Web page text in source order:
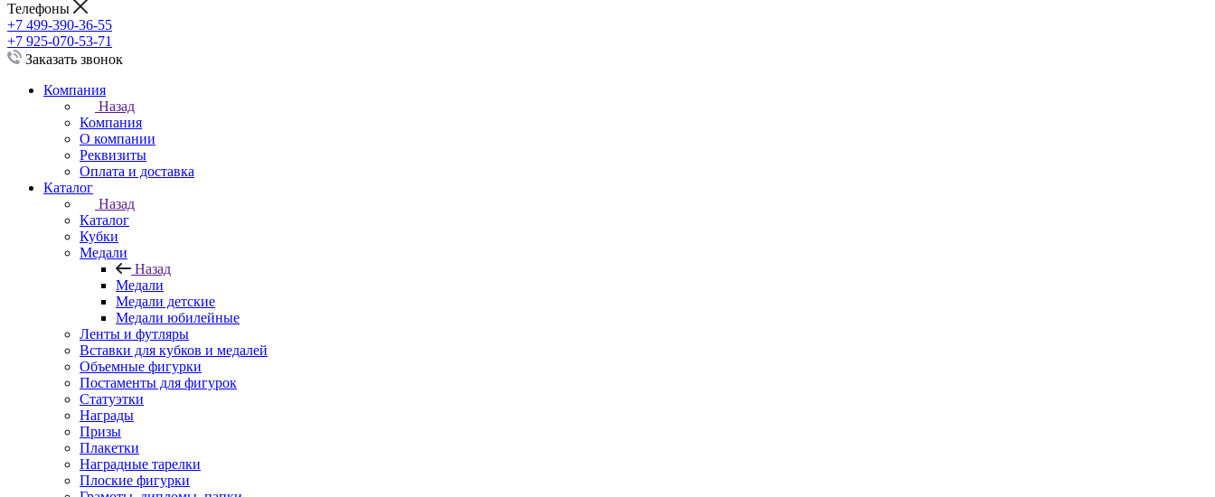
Телефоны
+7 499-390-36-55
+7 925-070-53-71
Заказать звонок
Компания
Назад
Компания
О компании
Реквизиты
Оплата и доставка
Каталог
Назад
Каталог
Кубки
Медали
Назад
Медали
Медали детские
Медали юбилейные
Ленты и футляры
Вставки для кубков и медалей
Объемные фигурки
Постаменты для фигурок
Статуэтки
Награды
Призы
Плакетки
Наградные тарелки
Плоские фигурки